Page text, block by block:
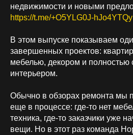
недвижимости и новыми
https://t.me/+O5YLG0J-hJo4YTQy
В этом выпуске показываем
завершенных проектов:
мебелью, декором и полностью
интерьером.
Обычно в обзорах ремонта мы
еще в процессе: где-то нет
техника, где-то заказчики уже
вещи. Но в этот раз команда